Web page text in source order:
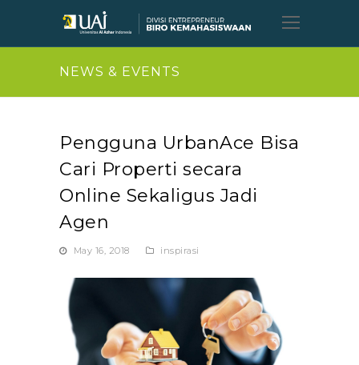
Open
Mobile
NEWS & EVENTS
Pengguna UrbanAce Bisa
Cari Properti secara
Online Sekaligus Jadi
Agen
May 16, 2018 inspirasi